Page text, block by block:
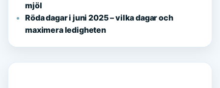
mjöl
Röda dagar i juni 2025 – vilka dagar och
maximera ledigheten